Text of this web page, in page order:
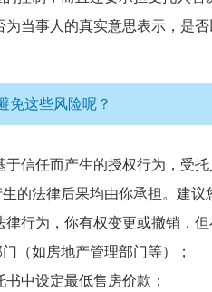
当事人的真实意思表示，是
免这些风险呢？
信任而产生的授权行为，受
的法律后果均由你承担。建
行为，你有权变更或撤销，
（如房地产管理部门等）；
中设定最低售房价款；